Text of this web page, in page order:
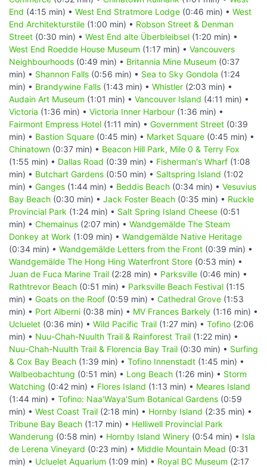
End (4:15 min) • West End Stratmore Lodge (0:46 min) • West
End Architekturstile (1:00 min) • Robson Street & Denman
Street (0:30 min) • West End alte Überbleibsel (1:20 min) •
West End Roedde House Museum (1:17 min) • Vancouvers
Neighbourhoods (0:49 min) • Britannia Mine Museum (0:37
min) • Shannon Falls (0:56 min) • Sea to Sky Gondola (1:24
min) • Brandywine Falls (1:43 min) • Whistler (2:03 min) •
Audain Art Museum (1:01 min) • Vancouver Island (4:11 min) •
Victoria (1:36 min) • Victoria Inner Harbour (1:36 min) •
Fairmont Empress Hotel (1:11 min) • Government Street (0:39
min) • Bastion Square (0:45 min) • Market Square (0:45 min) •
Chinatown (0:37 min) • Beacon Hill Park, Mile 0 & Terry Fox
(1:55 min) • Dallas Road (0:39 min) • Fisherman's Wharf (1:08
min) • Butchart Gardens (0:50 min) • Saltspring Island (1:02
min) • Ganges (1:44 min) • Beddis Beach (0:34 min) • Vesuvius
Bay Beach (0:30 min) • Jack Foster Beach (0:35 min) • Ruckle
Provincial Park (1:24 min) • Salt Spring Island Cheese (0:51
min) • Chemainus (2:07 min) • Wandgemälde The Steam
Donkey at Work (1:09 min) • Wandgemälde Native Heritage
(0:34 min) • Wandgemälde Letters from the Front (0:39 min) •
Wandgemälde The Hong Hing Waterfront Store (0:53 min) •
Juan de Fuca Marine Trail (2:28 min) • Parksville (0:46 min) •
Rathtrevor Beach (0:51 min) • Parksville Beach Festival (1:15
min) • Goats on the Roof (0:59 min) • Cathedral Grove (1:53
min) • Port Alberni (0:38 min) • MV Frances Barkely (1:16 min) •
Ucluelet (0:36 min) • Wild Pacific Trail (1:27 min) • Tofino (2:06
min) • Nuu-Chah-Nuulth Trail & Rainforest Trail (1:22 min) •
Nuu-Chah-Nuulth Trail & Florencia Bay Trail (0:30 min) • Surfing
& Cox Bay Beach (1:39 min) • Tofino Innenstadt (1:45 min) •
Walbeobachtung (0:51 min) • Long Beach (1:26 min) • Storm
Watching (0:42 min) • Flores Island (1:13 min) • Meares Island
(1:44 min) • Tofino: Naa'Waya'Sum Botanical Gardens (0:59
min) • West Coast Trail (2:18 min) • Hornby Island (2:35 min) •
Tribune Bay Beach (1:17 min) • Helliwell Provincial Park
Wanderung (0:58 min) • Hornby Island Winery (0:54 min) • Isla
de Lerena Vineyard (0:23 min) • Middle Mountain Mead (0:31
min) • Ucluelet Aquarium (1:09 min) • Royal BC Museum (2:17